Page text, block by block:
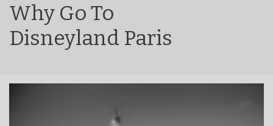
Why Go To
Disneyland Paris